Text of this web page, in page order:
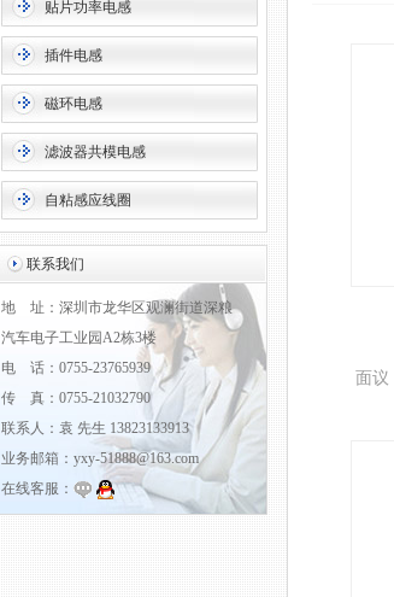
贴片功率电感
插件电感
磁环电感
滤波器共模电感
自粘感应线圈
联系我们
地 址：深圳市龙华区观澜街道深粮
汽车电子工业园A2栋3楼
电 话：0755-23765939
传 真：0755-21032790
联系人：袁 先生 13823133913
业务邮箱：yxy-51888@163.com
在线客服：
面议